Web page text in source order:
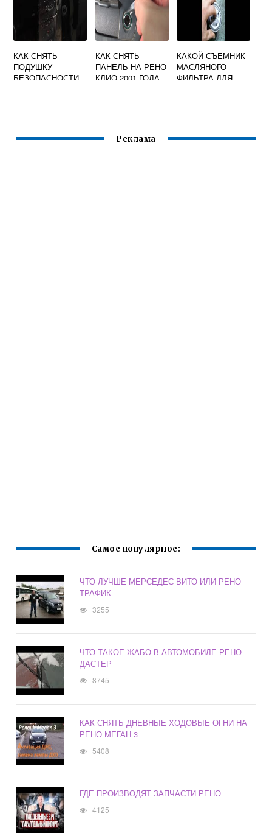
КАК СНЯТЬ
ПОДУШКУ
БЕЗОПАСНОСТИ
КАК СНЯТЬ
ПАНЕЛЬ НА РЕНО
КЛИО 2001 ГОДА
КАКОЙ СЪЕМНИК
МАСЛЯНОГО
ФИЛЬТРА ДЛЯ
Реклама
Самое популярное:
ЧТО ЛУЧШЕ МЕРСЕДЕС ВИТО ИЛИ РЕНО
ТРАФИК
3255
ЧТО ТАКОЕ ЖАБО В АВТОМОБИЛЕ РЕНО
ДАСТЕР
8745
КАК СНЯТЬ ДНЕВНЫЕ ХОДОВЫЕ ОГНИ НА
РЕНО МЕГАН 3
5408
ГДЕ ПРОИЗВОДЯТ ЗАПЧАСТИ РЕНО
4125